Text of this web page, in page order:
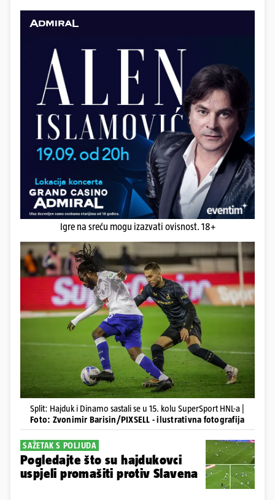
Igre na sreću mogu izazvati ovisnost. 18+
Split: Hajduk i Dinamo sastali se u 15. kolu SuperSport HNL-a |
Foto: Zvonimir Barisin/PIXSELL - ilustrativna fotografija
SAŽETAK S POLJUDA
Pogledajte što su hajdukovci
uspjeli promašiti protiv Slavena